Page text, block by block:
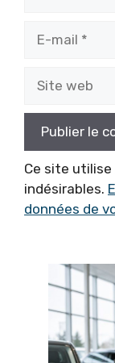
mail
web
Ce site utilise
indésirables.
données de